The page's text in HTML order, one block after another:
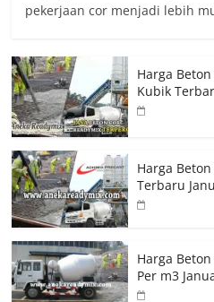
pekerjaan cor menjadi lebih
Harga
Kubik
Harga
Terbaru
Harga
Per m3